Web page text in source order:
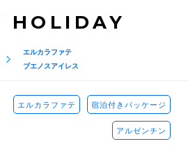
HOLIDAY
エルカラファテ
ブエノスアイレス
エルカラファテ 宿泊付きパッケージ
アルゼンチン